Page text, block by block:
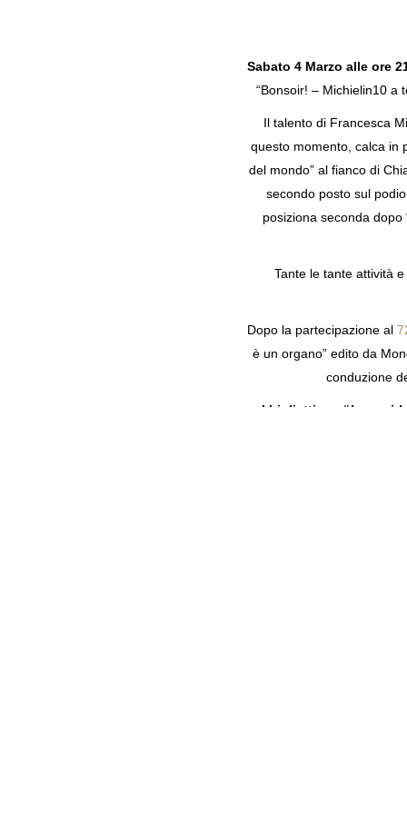
Sabato 4 Marzo alle ore
“Bonsoir! – Michielin10 a
Il talento di Francesca
questo momento, calca in
del mondo” al fianco di
secondo posto sul
posiziona seconda
Tante le tante attività
Dopo la partecipazione al
è un organo” edito da
conduzione
I biglietti per “bonsoir!